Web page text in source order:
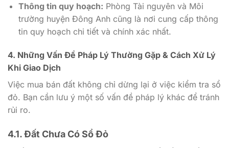
Thông tin quy hoạch: Phòng Tài nguyên và Môi
trường huyện Đông Anh cũng là nơi cung cấp thông
tin quy hoạch chi tiết và chính xác nhất.
4. Những Vấn Đề Pháp Lý Thường Gặp & Cách Xử Lý
Khi Giao Dịch
Việc mua bán đất không chỉ dừng lại ở việc kiểm tra sổ
đỏ. Bạn cần lưu ý một số vấn đề pháp lý khác để tránh
rủi ro.
4.1. Đất Chưa Có Sổ Đỏ